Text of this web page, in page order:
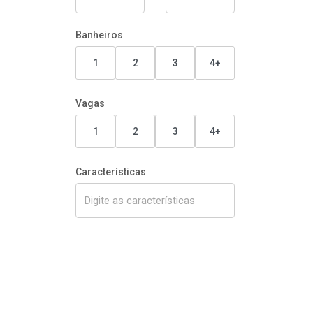
Banheiros
1 2 3 4+
Vagas
1 2 3 4+
Características